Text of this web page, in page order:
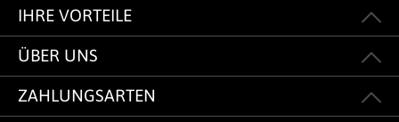
IHRE VORTEILE
ÜBER UNS
ZAHLUNGSARTEN